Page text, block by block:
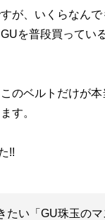
が、いくらなん
を普段買ってい
のベルトだけが
す。
たい「GU珠玉の